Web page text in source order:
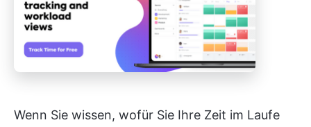
Wenn Sie wissen, wofür Sie Ihre Zeit im Laufe